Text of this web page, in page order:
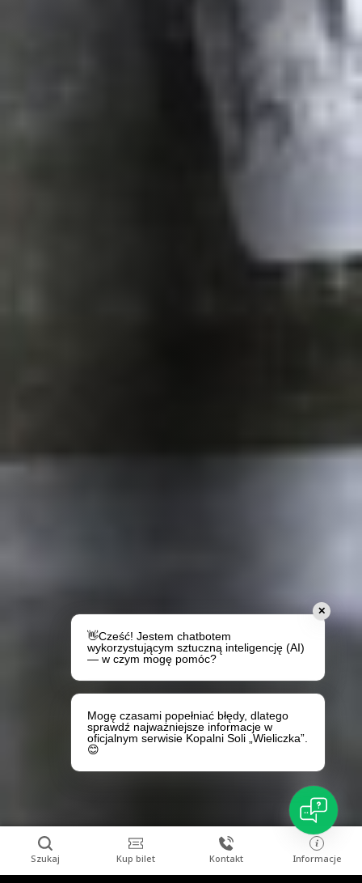
Szukaj Kup bilet Kontakt Informacje
✕
👋Cześć! Jestem chatbotem
wykorzystującym sztuczną inteligencję (AI)
— w czym mogę pomóc?
Mogę czasami popełniać błędy, dlatego
sprawdź najważniejsze informacje w
oficjalnym serwisie Kopalni Soli „Wieliczka”.
😊